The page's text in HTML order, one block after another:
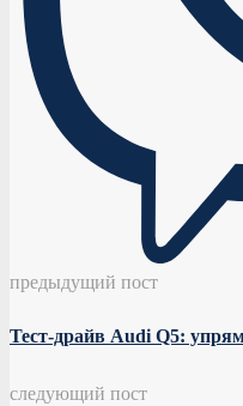
предыдущий пост
Тест-драйв Audi Q5:
следующий пост